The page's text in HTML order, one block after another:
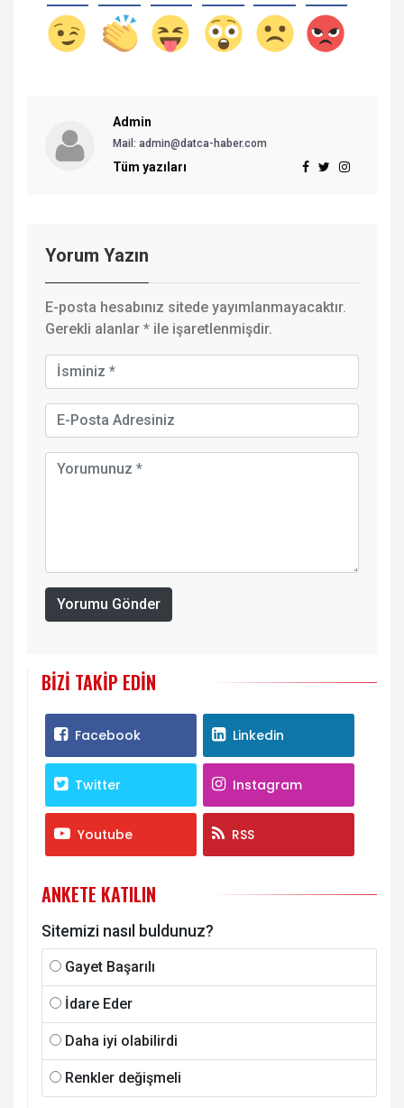
Admin
Mail: admin@datca-haber.com
Tüm yazıları
Yorum Yazın
E-posta hesabınız sitede yayımlanmayacaktır.
Gerekli alanlar * ile işaretlenmişdir.
Yorumu Gönder
BIZI TAKIP EDIN
Facebook Linkedin
Twitter Instagram
Youtube RSS
ANKETE KATILIN
Sitemizi nasıl buldunuz?
Gayet Başarılı
İdare Eder
Daha iyi olabilirdi
Renkler değişmeli